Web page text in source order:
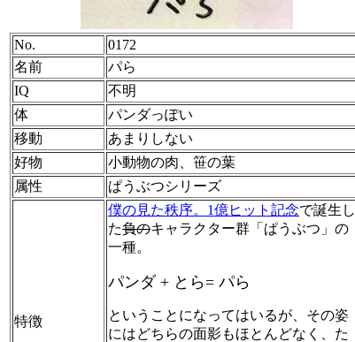
No.
0172
名前
パら
IQ
不明
体
パンダっぽい
移動
あまりしない
好物
小動物の肉、笹の葉
属性
ぱうぶつシリーズ
特徴
僕の見た秩序。1億ヒット記念で誕生し
た負のキャラクター群「ぱうぶつ」の
一種。
パンダ + とら= パら
ということになってはいるが、その姿
にはどちらの面影もほとんどなく、た